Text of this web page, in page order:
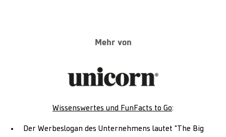
Mehr von
Wissenswertes und FunFacts to Go:
Der Werbeslogan des Unternehmens lautet "The Big